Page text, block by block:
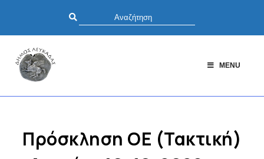
MENU
Πρόσκληση ΟΕ (Τακτική)